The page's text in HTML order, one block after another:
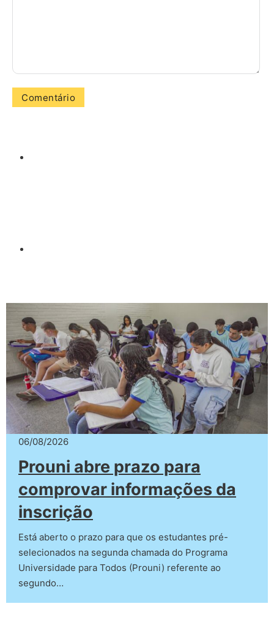
06/08/2026
Prouni abre prazo para
comprovar informações da
inscrição
Está aberto o prazo para que os estudantes pré-
selecionados na segunda chamada do Programa
Universidade para Todos (Prouni) referente ao
segundo…